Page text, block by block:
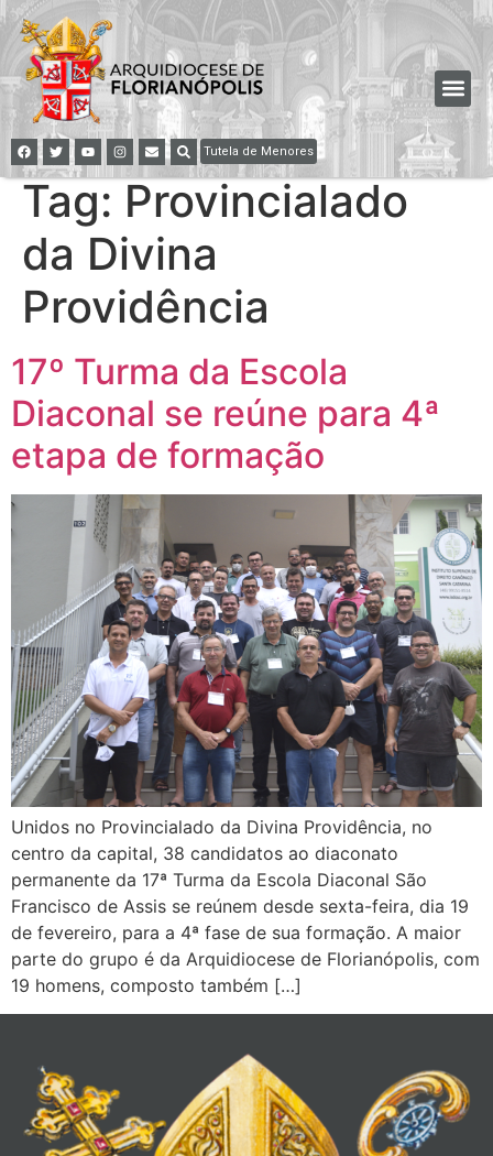
Tutela de Menores
Tag: Provincialado
da Divina
Providência
17º Turma da Escola
Diaconal se reúne para 4ª
etapa de formação
Unidos no Provincialado da Divina Providência, no
centro da capital, 38 candidatos ao diaconato
permanente da 17ª Turma da Escola Diaconal São
Francisco de Assis se reúnem desde sexta-feira, dia 19
de fevereiro, para a 4ª fase de sua formação. A maior
parte do grupo é da Arquidiocese de Florianópolis, com
19 homens, composto também […]